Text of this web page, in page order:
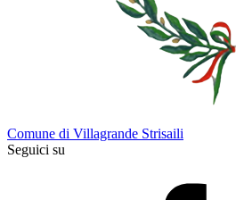
Comune di Villagrande Strisaili
Seguici su